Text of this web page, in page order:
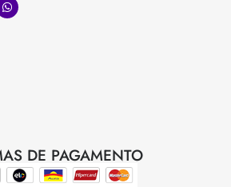
DE PAGAMENTO